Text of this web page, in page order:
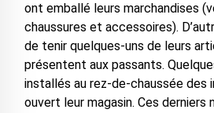
ont emballé leurs marchandises
chaussures et accessoires).
de tenir quelques-uns de leurs
présentent aux passants.
installés au rez-de-chaussée des
ouvert leur magasin. Ces derniers